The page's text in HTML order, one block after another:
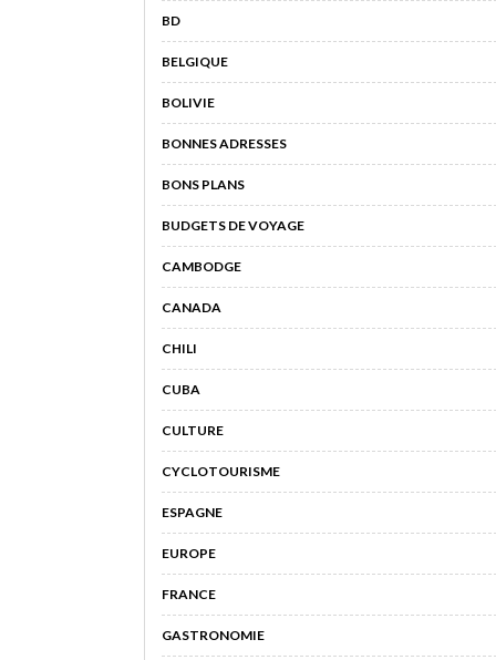
BD
BELGIQUE
BOLIVIE
BONNES ADRESSES
BONS PLANS
BUDGETS DE VOYAGE
CAMBODGE
CANADA
CHILI
CUBA
CULTURE
CYCLOTOURISME
ESPAGNE
EUROPE
FRANCE
GASTRONOMIE